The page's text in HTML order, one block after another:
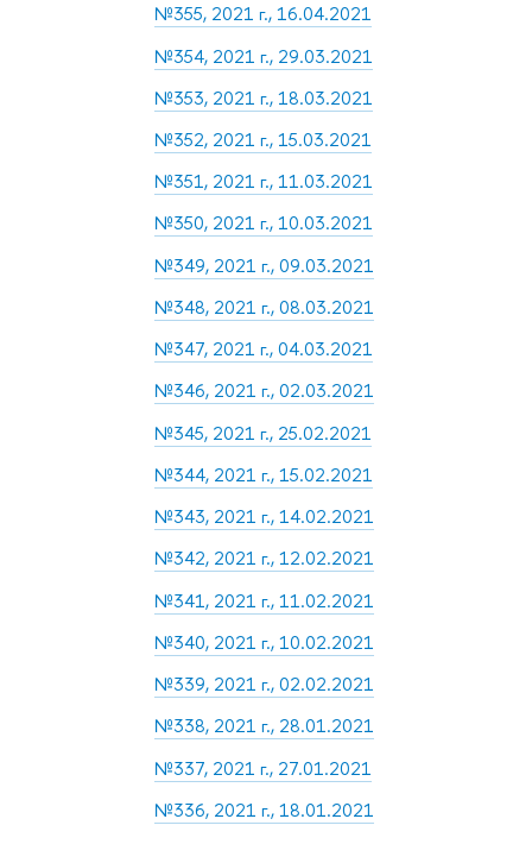
№355, 2021 г., 16.04.2021
№354, 2021 г., 29.03.2021
№353, 2021 г., 18.03.2021
№352, 2021 г., 15.03.2021
№351, 2021 г., 11.03.2021
№350, 2021 г., 10.03.2021
№349, 2021 г., 09.03.2021
№348, 2021 г., 08.03.2021
№347, 2021 г., 04.03.2021
№346, 2021 г., 02.03.2021
№345, 2021 г., 25.02.2021
№344, 2021 г., 15.02.2021
№343, 2021 г., 14.02.2021
№342, 2021 г., 12.02.2021
№341, 2021 г., 11.02.2021
№340, 2021 г., 10.02.2021
№339, 2021 г., 02.02.2021
№338, 2021 г., 28.01.2021
№337, 2021 г., 27.01.2021
№336, 2021 г., 18.01.2021